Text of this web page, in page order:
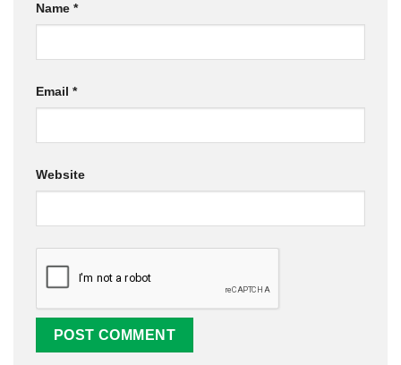
Name *
Email *
Website